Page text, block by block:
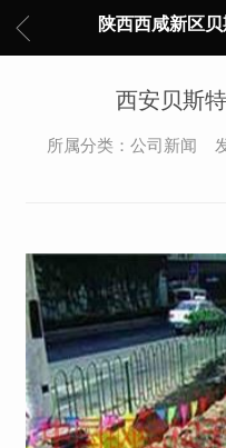
陕西西咸新区
西安贝斯
所属分类：公司新闻